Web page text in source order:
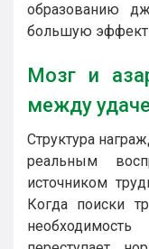
образованию
большую
Мозг и
между
Структура
реальным
источником
Когда поиски